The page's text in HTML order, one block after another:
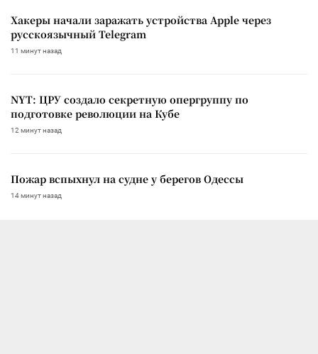
Хакеры начали заражать устройства Apple через
русскоязычный Telegram
11 минут назад
NYT: ЦРУ создало секретную опергруппу по
подготовке революции на Кубе
12 минут назад
Пожар вспыхнул на судне у берегов Одессы
14 минут назад